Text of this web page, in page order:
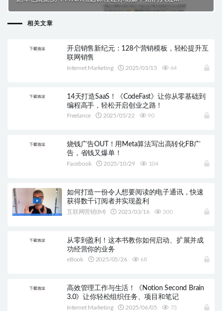
相关文章
开启销售新纪元：128个营销模板，轻松提升互
联网销售
Internet Marketing 2025/03/15 64
14天打造SaaS！《CodeFast》让你从零基础到
编程高手，轻松开启创业之路！
Freelance 2025/05/22 90
烧钱广告OUT！用Meta算法写出高转化FB广
告，省钱又爆单！
Facebook 2025/10/29 104
如何打造一份令人想要阅读的电子通讯，快速
获得数千订阅者并实现盈利
互联网营销(IM) 2023/03/16 300
从零到盈利！这本书教你如何启动、扩展并成
功经营你的业务
eBook 2025/05/26 68
高效管理工作与生活！《Notion Second Brain
3.0》让你轻松组织任务、项目和笔记
Internet Marketing 2025/06/05 73